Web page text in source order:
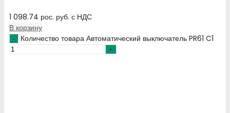
1 098.74 рос. руб. с НДС
В корзину
Количество товара Автоматический выключатель PR61 C1